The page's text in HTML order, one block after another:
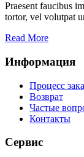
Praesent faucibus
tortor, vel volutpat
Read More
Информация
Процесс
Возврат
Частые
Контакты
Сервис